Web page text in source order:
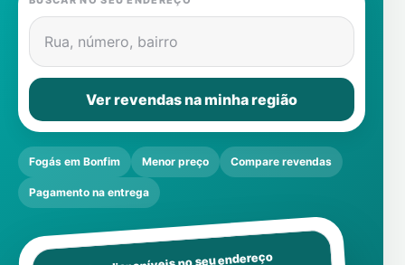
Gás
Contatos
Rua, número, bairro
Ver revendas na minha região
Fogás em Bonfim Menor preço Compare revendas
Pagamento na entrega